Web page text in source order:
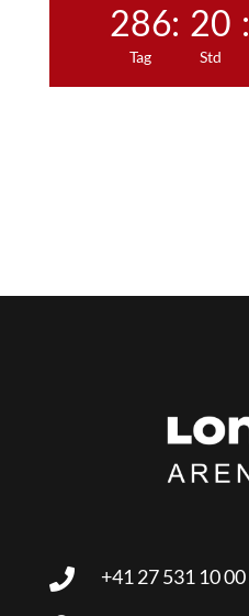
286
Tag
: 20
Std
:
 +41 27 531 10 00